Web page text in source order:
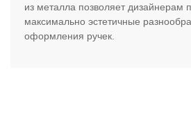
из металла позволяет дизайнерам
максимально эстетичные
оформления ручек.